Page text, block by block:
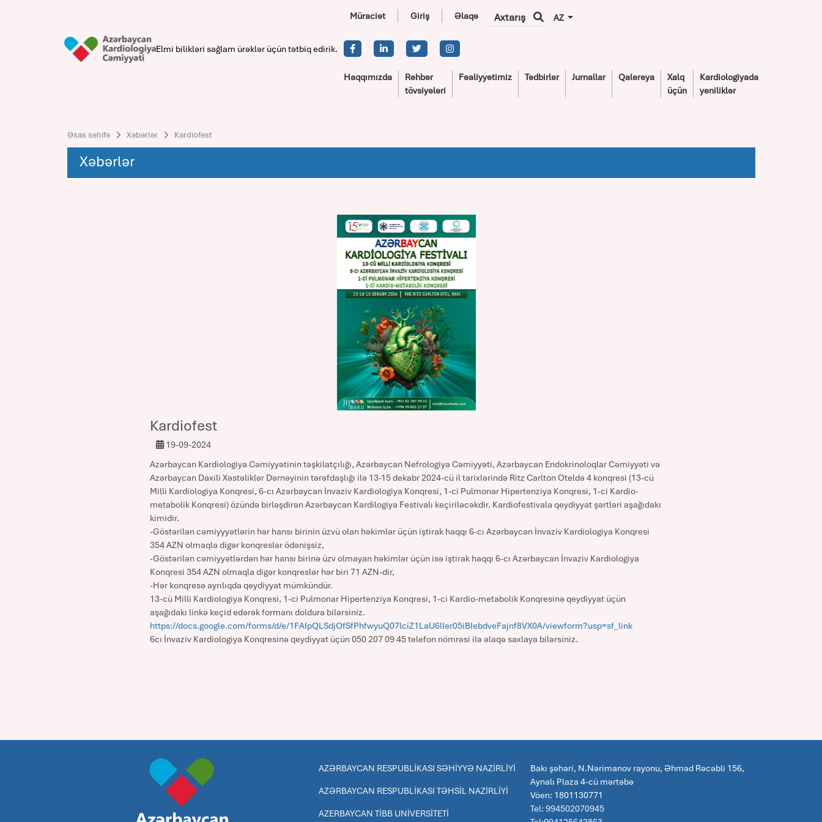
Elmi bilikləri sağlam ürəklər üçün tətbiq edirik.
Müraciət Giriş Əlaqə Axtarış AZ
Haqqımızda
Rəhbər
tövsiyələri
Fəaliyyətimiz Tədbirlər Jurnallar Qalereya
Xalq
üçün
Kardiologiyada
yeniliklər
Əsas səhifə Xəbərlər Kardiofest
Xəbərlər
Kardiofest
19-09-2024
Azərbaycan Kardiologiya Cəmiyyətinin təşkilatçılığı, Azərbaycan Nefrologiya Cəmiyyəti, Azərbaycan Endokrinoloqlar Cəmiyyəti və
Azərbaycan Daxili Xəstəliklər Dərnəyinin tərəfdaşlığı ilə 13-15 dekabr 2024-cü il tarixlərində Ritz Carlton Oteldə 4 konqresi (13-cü
Milli Kardiologiya Konqresi, 6-cı Azərbaycan İnvaziv Kardiologiya Konqresi, 1-ci Pulmonar Hipertenziya Konqresi, 1-ci Kardio-
metabolik Konqresi) özündə birləşdirən Azərbaycan Kardilogiya Festivalı keçiriləcəkdir. Kardiofestivala qeydiyyat şərtləri aşağıdakı
kimidir.
-Göstərilən cəmiyyyətlərin hər hansı birinin üzvü olan həkimlər üçün iştirak haqqı 6-cı Azərbaycan İnvaziv Kardiologiya Konqresi
354 AZN olmaqla digər konqreslər ödənişsiz,
-Göstərilən cəmiyyətlərdən hər hansı birinə üzv olmayan həkimlər üçün isə iştirak haqqı 6-cı Azərbaycan İnvaziv Kardiologiya
Konqresi 354 AZN olmaqla digər konqreslər hər biri 71 AZN-dir,
-Hər konqresə ayrılıqda qeydiyyat mümkündür.
13-cü Milli Kardiologiya Konqresi, 1-ci Pulmonar Hipertenziya Konqresi, 1-ci Kardio-metabolik Konqresinə qeydiyyat üçün
aşağıdakı linkə keçid edərək formanı doldura bilərsiniz.
https://docs.google.com/forms/d/e/1FAIpQLSdjOfSfPhfwyuQ07lciZ1LaU6lIer05iBIebdveFajnf8VX0A/viewform?usp=sf_link
6cı İnvaziv Kardiologiya Konqresinə qeydiyyat üçün 050 207 09 45 telefon nömrəsi ilə əlaqə saxlaya bilərsiniz.
AZƏRBAYCAN RESPUBLİKASI SƏHİYYƏ NAZİRLİYİ
AZƏRBAYCAN RESPUBLİKASI TƏHSİL NAZİRLİYİ
AZERBAYCAN TİBB UNİVERSİTETİ
Bakı şəhəri, N.Nərimanov rayonu, Əhməd Rəcəbli 156,
Aynalı Plaza 4-cü mərtəbə
Vöen: 1801130771
Tel: 994502070945